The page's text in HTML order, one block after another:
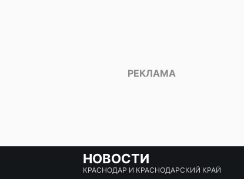
НОВОСТИ
КРАСНОДАР И КРАСНОДАРСКИЙ КРАЙ